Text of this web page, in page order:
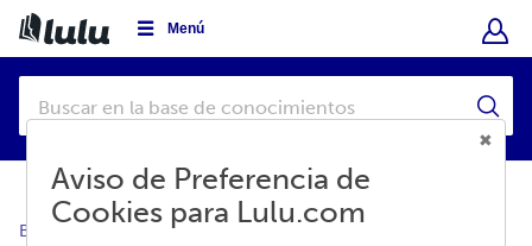
Menú
Base de conocimientos
Aviso de Preferencia de
Cookies para Lulu.com